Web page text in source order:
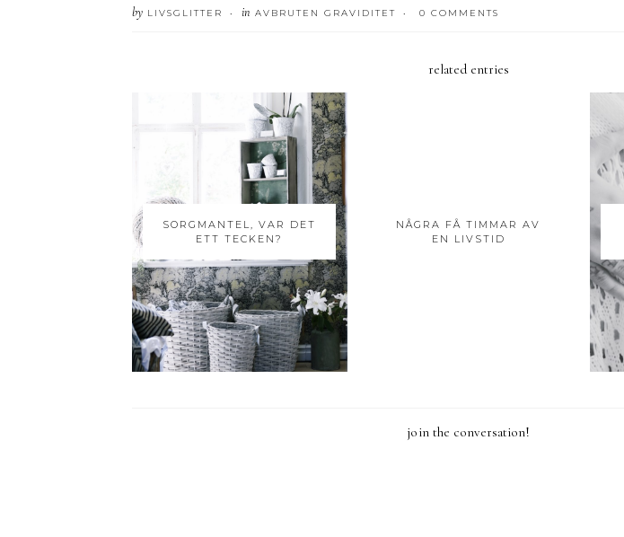
by LIVSGLITTER • in AVBRUTEN GRAVIDITET • 0 COMMENTS
related entries
SORGMANTEL, VAR DET
ETT TECKEN?
NÅGRA FÅ TIMMAR AV
EN LIVSTID
join the conversation!